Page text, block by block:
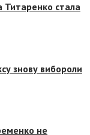
Титаренко стала
знову вибороли
не